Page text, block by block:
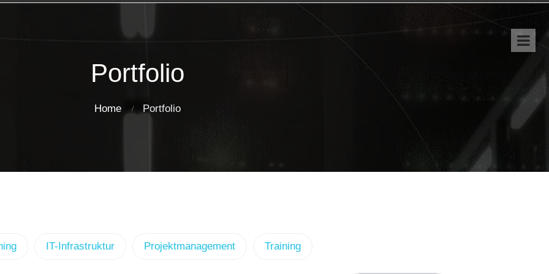
Portfolio
Home Portfolio
IT-Infrastruktur Projektmanagement Training